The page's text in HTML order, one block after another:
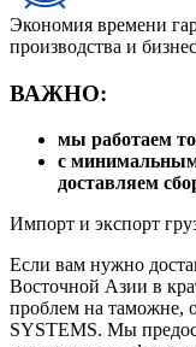
Экономия времени
производства и
ВАЖНО:
мы работаем
с минимальным
доставляем
Импорт и экспорт
Если вам нужно
Восточной Азии в
проблем на таможне,
SYSTEMS. Мы